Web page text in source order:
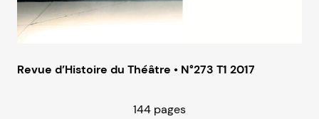
Revue d’Histoire du Théâtre • N°273 T1 2017
144 pages